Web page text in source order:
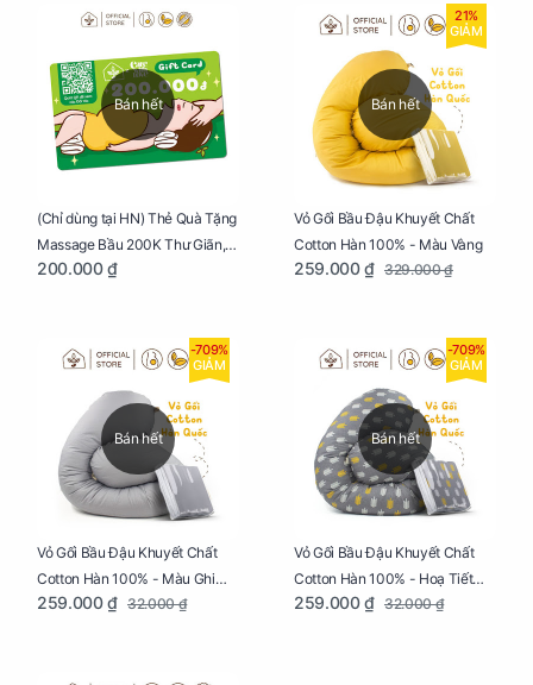
Bán hết
(Chỉ dùng tại HN) Thẻ Quà Tặng
Massage Bầu 200K Thư Giãn,
Tăng Tuần Hoàn Máu, Ngủ
200.000 ₫
Bán hết
21%
GIẢM
Vỏ Gối Bầu Đậu Khuyết Chất
Cotton Hàn 100% - Màu Vàng
259.000 ₫ 329.000 ₫
Bán hết
-709%
GIẢM
Vỏ Gối Bầu Đậu Khuyết Chất
Cotton Hàn 100% - Màu Ghi
Xám
259.000 ₫ 32.000 ₫
Bán hết
-709%
GIẢM
Vỏ Gối Bầu Đậu Khuyết Chất
Cotton Hàn 100% - Hoạ Tiết
Xương Cá
259.000 ₫ 32.000 ₫